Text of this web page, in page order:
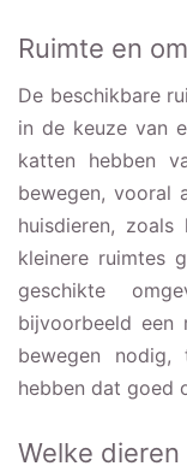
Ruimte en
De beschikbare
in de keuze van
katten hebben
bewegen, vooral
huisdieren,
kleinere ruimtes
geschikte
bijvoorbeeld
bewegen nodig,
hebben dat goed
Welke